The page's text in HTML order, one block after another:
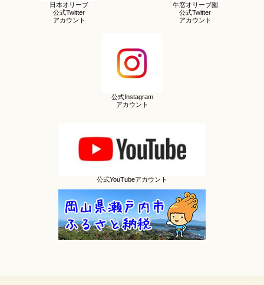
日本オリーブ
公式Twitter
アカウント
牛窓オリーブ園
公式Twitter
アカウント
公式Instagram
アカウント
公式YouTubeアカウント